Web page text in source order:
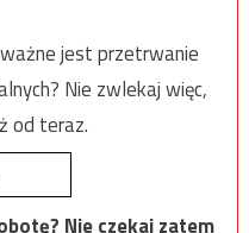
jest przetrwanie
Nie zwlekaj więc,
od teraz.
Nie czekaj zatem